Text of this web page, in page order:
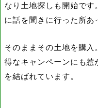
なり土地探しも開始で
に話を聞きに行った所あ
そのままその土地を購
得なキャンペーンにも
を結ばれています。